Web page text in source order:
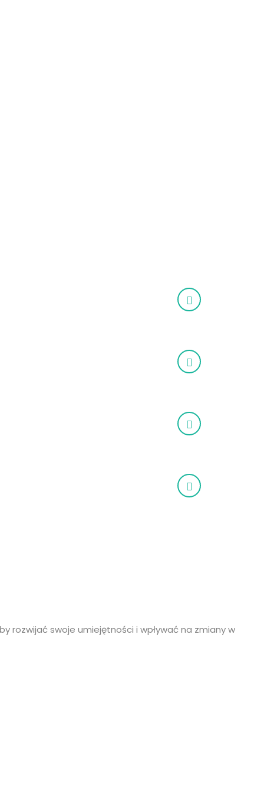
rozwijać swoje umiejętności i wpływać na zmiany w